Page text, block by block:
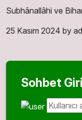
Subhânallâhi ve
25 Kasım 2024 by
Sohbet